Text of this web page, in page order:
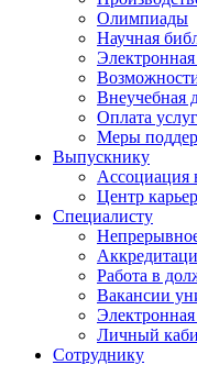
Олимпиады
Научная
Внеучебная
Оплата услуг
Меры
Выпускнику
Ассоциация
Центр
Специалисту
Работа в
Вакансии
Личный
Сотруднику